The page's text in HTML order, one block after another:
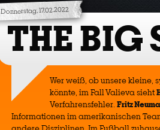
Donnerstag, 17.02.2022
THE BIG
Wer weiß, ob unsere kleine,
könnte, im Fall Valieva sieht
Verfahrensfehler.Fritz
Informationen im amerikanischen